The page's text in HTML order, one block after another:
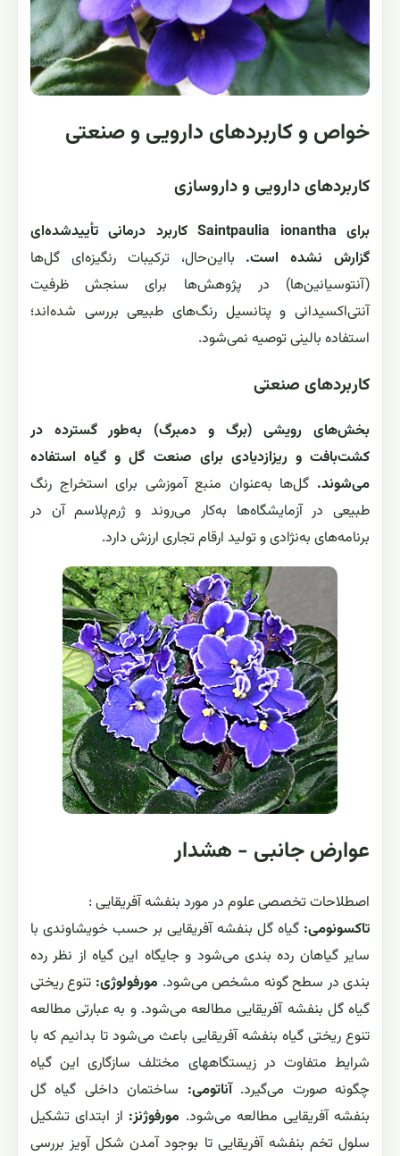
خواص و کاربردهای دارویی و صنعتی
کاربردهای دارویی و داروسازی
برای Saintpaulia ionantha کاربرد درمانی تأییدشده‌ای
گزارش نشده است. بااین‌حال، ترکیبات رنگیزه‌ای گل‌ها
(آنتوسیانین‌ها) در پژوهش‌ها برای سنجش ظرفیت
آنتی‌اکسیدانی و پتانسیل رنگ‌های طبیعی بررسی شده‌اند؛
استفاده بالینی توصیه نمی‌شود.
کاربردهای صنعتی
بخش‌های رویشی (برگ و دمبرگ) به‌طور گسترده در
کشت‌بافت و ریزازدیادی برای صنعت گل و گیاه استفاده
می‌شوند. گل‌ها به‌عنوان منبع آموزشی برای استخراج رنگ
طبیعی در آزمایشگاه‌ها به‌کار می‌روند و ژرم‌پلاسم آن در
برنامه‌های به‌نژادی و تولید ارقام تجاری ارزش دارد.
عوارض جانبی - هشدار
اصطلاحات تخصصی علوم در مورد بنفشه آفریقایی :
تاکسونومی: گیاه گل بنفشه آفریقایی بر حسب خویشاوندی با
سایر گیاهان رده بندی می‌شود و جایگاه این گیاه از نظر رده
بندی در سطح گونه مشخص می‌شود. مورفولوژی: تنوع ریختی
گیاه گل بنفشه آفریقایی مطالعه می‌شود. و به عبارتی مطالعه
تنوع ریختی گیاه بنفشه آفریقایی باعث می‌شود تا بدانیم که با
شرایط متفاوت در زیستگاههای مختلف سازگاری این گیاه
چگونه صورت می‌گیرد. آناتومی: ساختمان داخلی گیاه گل
بنفشه آفریقایی مطالعه می‌شود. مورفوژنز: از ابتدای تشکیل
سلول تخم بنفشه آفریقایی تا بوجود آمدن شکل آویز بررسی